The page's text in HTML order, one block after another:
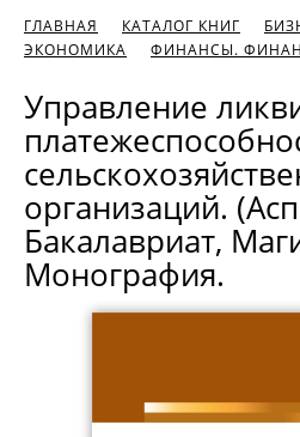
ГЛАВНАЯ КАТАЛОГ КНИГ
ЭКОНОМИКА
ФИНАНСЫ.
Управление
организаций.
Бакалавриат,
Монография.